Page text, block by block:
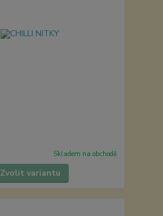
Skladem na obchodě
Zvolit variantu